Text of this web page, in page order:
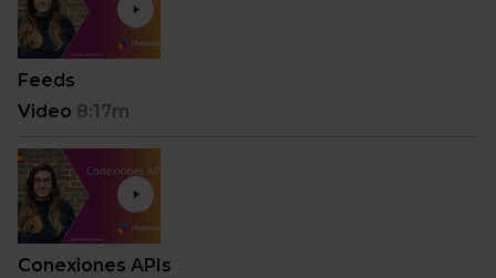
Feeds
Video 8:17m
Conexiones APIs